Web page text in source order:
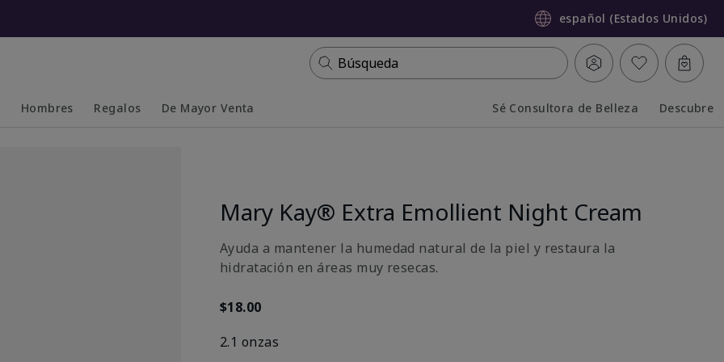
español (Estados Unidos)
Búsqueda
Hombres Regalos De Mayor Venta Sé Consultora de Belleza Descubre
Mary Kay® Extra Emollient Night Cream
Ayuda a mantener la humedad natural de la piel y restaura la
hidratación en áreas muy resecas.
$18.00
2.1 onzas